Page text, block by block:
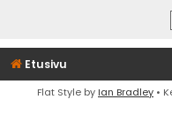
Etusivu
Flat Style by Ian Bradley •